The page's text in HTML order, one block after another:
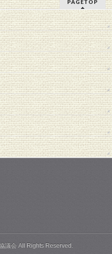
PAGETOP
議会All Rights Reserved.